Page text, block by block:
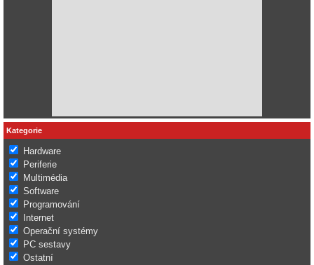
Kategorie
Hardware
Periferie
Multimédia
Software
Programování
Internet
Operační systémy
PC sestavy
Ostatní